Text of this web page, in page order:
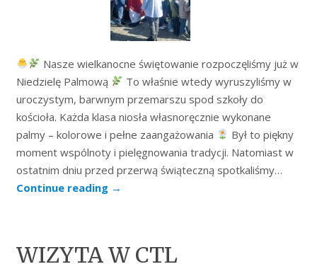
Nasze wielkanocne świętowanie rozpoczęliśmy już w
Niedzielę Palmową
To właśnie wtedy wyruszyliśmy w
uroczystym, barwnym przemarszu spod szkoły do
kościoła. Każda klasa niosła własnoręcznie wykonane
palmy – kolorowe i pełne zaangażowania
Był to piękny
moment wspólnoty i pielęgnowania tradycji. Natomiast w
ostatnim dniu przed przerwą świąteczną spotkaliśmy…
Continue reading →
WIZYTA W CTL